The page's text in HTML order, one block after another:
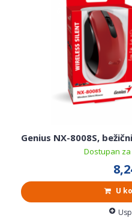
Genius NX-8008S,
Dostupan
U